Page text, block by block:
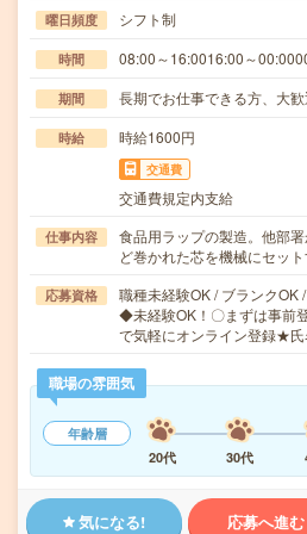
曜日頻度 シフト制
時間 08:00～16:0016:00～
期間 長期でお仕事できる方、大歓
時給 時給1600円
交通費
交通費規定内支給
仕事内容
食品用ラップの製造。他部
ど巻かれた芯を機械にセッ
応募資格
職種未経験OK / ブランクOK
◆未経験OK！〇まずは事前
で気軽にオンライン登録★
職場の雰囲気
年齢層
20代
30代
気になる! 応募へ進む